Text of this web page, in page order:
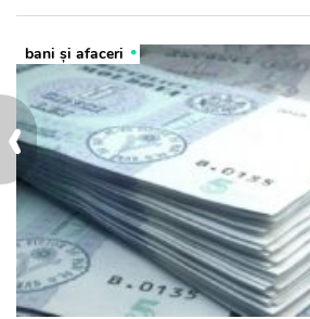
‹
bani și afaceri